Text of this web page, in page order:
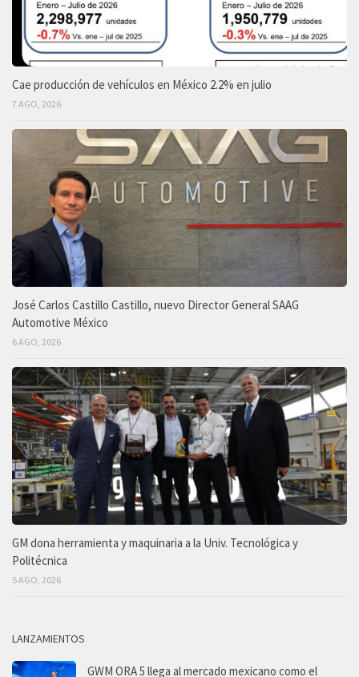
Cae producción de vehículos en México 2.2% en julio
7 AGO, 2026
José Carlos Castillo Castillo, nuevo Director General SAAG
Automotive México
6 AGO, 2026
GM dona herramienta y maquinaria a la Univ. Tecnológica y
Politécnica
5 AGO, 2026
LANZAMIENTOS
GWM ORA 5 llega al mercado mexicano como el